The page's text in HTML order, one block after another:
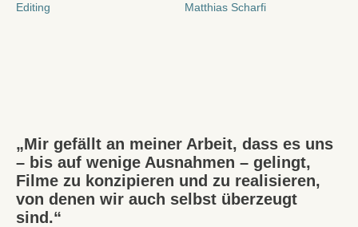
Editing
Matthias Scharfi
„Mir gefällt an meiner Arbeit, dass es uns
– bis auf wenige Ausnahmen – gelingt,
Filme zu konzipieren und zu realisieren,
von denen wir auch selbst überzeugt
sind.“